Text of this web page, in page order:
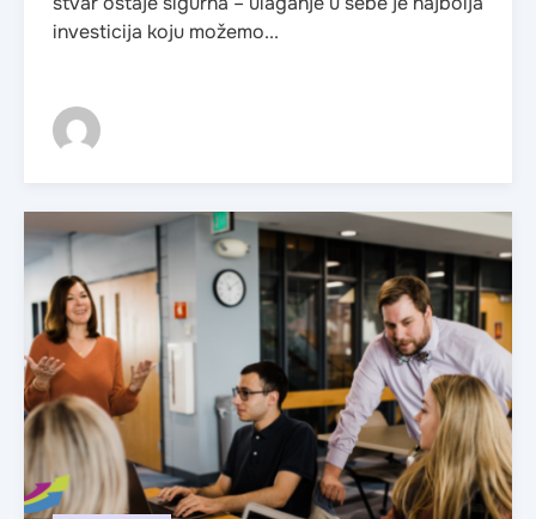
investicija koju možemo...